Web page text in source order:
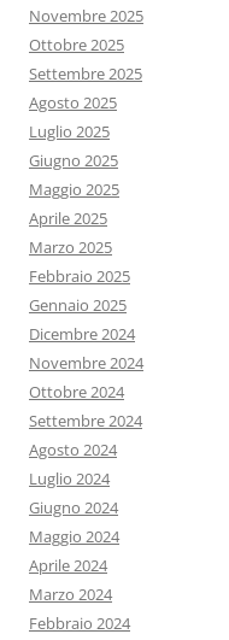
Novembre 2025
Ottobre 2025
Settembre 2025
Agosto 2025
Luglio 2025
Giugno 2025
Maggio 2025
Aprile 2025
Marzo 2025
Febbraio 2025
Gennaio 2025
Dicembre 2024
Novembre 2024
Ottobre 2024
Settembre 2024
Agosto 2024
Luglio 2024
Giugno 2024
Maggio 2024
Aprile 2024
Marzo 2024
Febbraio 2024